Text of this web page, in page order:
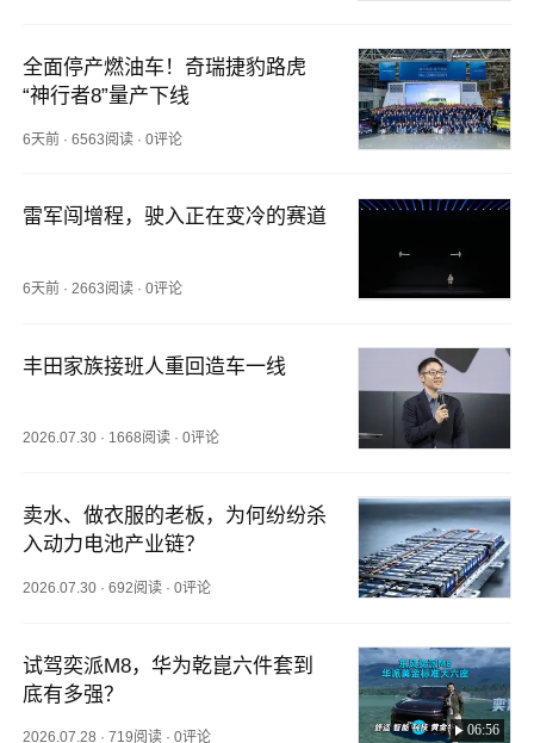
全面停产燃油车！奇瑞捷豹路虎
“神行者8”量产下线
6天前 ·6563阅读 ·0评论
雷军闯增程，驶入正在变冷的赛道
6天前 ·2663阅读 ·0评论
丰田家族接班人重回造车一线
2026.07.30 · 1668阅读 ·0评论
卖水、做衣服的老板，为何纷纷杀
入动力电池产业链？
2026.07.30 ·692阅读 ·0评论
试驾奕派M8，华为乾崑六件套到
底有多强？
06:56
2026.07.28 ·719阅读 ·0评论